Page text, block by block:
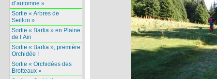
d’automne »
Sortie « Arbres de
Seillon »
Sortie « Barlia » en Plaine
de l’Ain
Sortie « Barlia », première
Orchidée !
Sortie « Orchidées des
Brotteaux »